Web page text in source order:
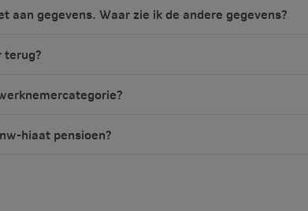
aan gegevens. Waar zie ik de andere gegevens?
terug?
hiaat pensioen?